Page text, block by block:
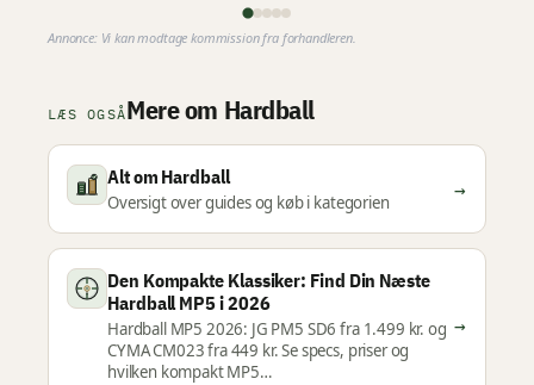
Annonce: Vi kan modtage kommission fra forhandleren.
LÆS OGSÅMere om Hardball
Alt om Hardball
Oversigt over guides og køb i kategorien
→
Den Kompakte Klassiker: Find Din Næste
Hardball MP5 i 2026
Hardball MP5 2026: JG PM5 SD6 fra 1.499 kr. og
CYMA CM023 fra 449 kr. Se specs, priser og
hvilken kompakt MP5…
→